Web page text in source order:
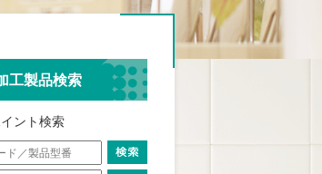
工製品検索
ント検索